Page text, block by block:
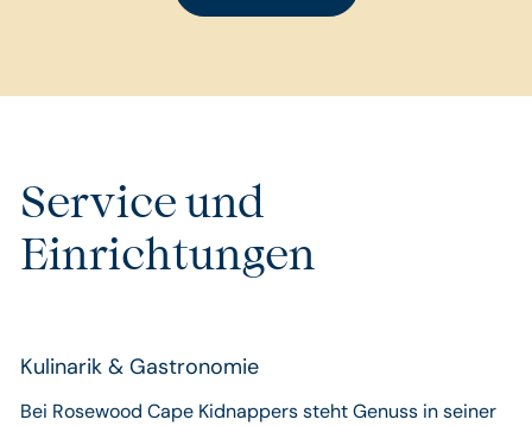
Service und
Einrichtungen
Kulinarik & Gastronomie
Bei Rosewood Cape Kidnappers steht Genuss in seiner